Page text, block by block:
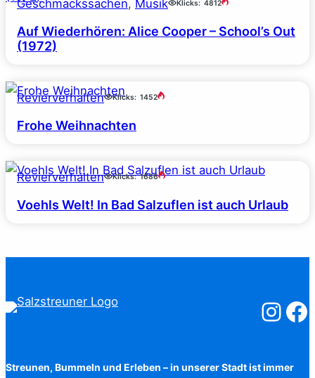
Geschmackssachen, Musik Klicks: 4812
Auf Wiederhören: Alice Cooper – School’s Out
(1972)
Revierverhalten Klicks: 1452
Frohe Weihnachten
Revierverhalten Klicks: 1686
Voehls Welt! In Bad Salzuflen ist auch Urlaub
Streunen, Bummeln und Erleben – in unserer Stadt ist immer